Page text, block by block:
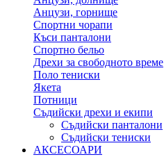
Анцузи, горнище
Спортни чорапи
Къси панталони
Спортно бельо
Дрехи за свободното време
Поло тениски
Якета
Потници
Съдийски дрехи и екипи
Съдийски панталони
Съдийски тениски
АКСЕСОАРИ